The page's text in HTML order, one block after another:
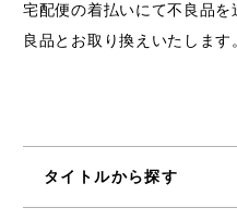
宅配便の着払いにて不良品を
良品とお取り換えいたします
タイトルから探す